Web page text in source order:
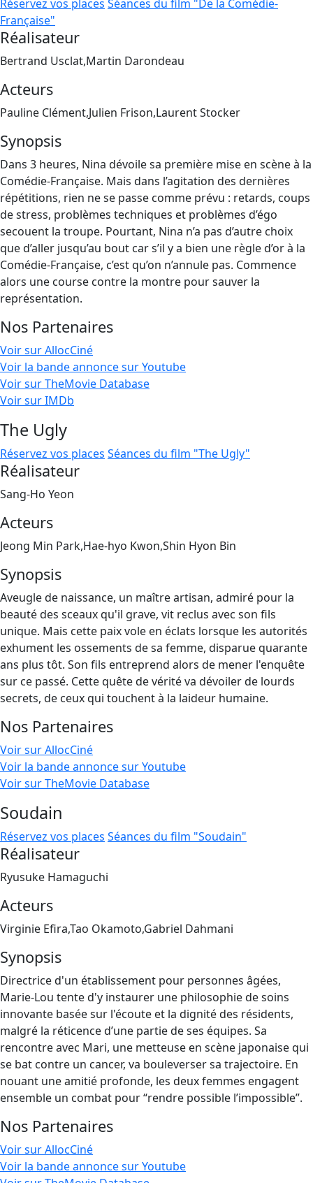
Réservez vos places Séances du film "De la Comédie-
Française"
Réalisateur
Bertrand Usclat,Martin Darondeau
Acteurs
Pauline Clément,Julien Frison,Laurent Stocker
Synopsis
Dans 3 heures, Nina dévoile sa première mise en scène à la
Comédie-Française. Mais dans l’agitation des dernières
répétitions, rien ne se passe comme prévu : retards, coups
de stress, problèmes techniques et problèmes d’égo
secouent la troupe. Pourtant, Nina n’a pas d’autre choix
que d’aller jusqu’au bout car s’il y a bien une règle d’or à la
Comédie-Française, c’est qu’on n’annule pas. Commence
alors une course contre la montre pour sauver la
représentation.
Nos Partenaires
Voir sur AllocCiné
Voir la bande annonce sur Youtube
Voir sur TheMovie Database
Voir sur IMDb
The Ugly
Réservez vos places Séances du film "The Ugly"
Réalisateur
Sang-Ho Yeon
Acteurs
Jeong Min Park,Hae-hyo Kwon,Shin Hyon Bin
Synopsis
Aveugle de naissance, un maître artisan, admiré pour la
beauté des sceaux qu'il grave, vit reclus avec son fils
unique. Mais cette paix vole en éclats lorsque les autorités
exhument les ossements de sa femme, disparue quarante
ans plus tôt. Son fils entreprend alors de mener l'enquête
sur ce passé. Cette quête de vérité va dévoiler de lourds
secrets, de ceux qui touchent à la laideur humaine.
Nos Partenaires
Voir sur AllocCiné
Voir la bande annonce sur Youtube
Voir sur TheMovie Database
Soudain
Réservez vos places Séances du film "Soudain"
Réalisateur
Ryusuke Hamaguchi
Acteurs
Virginie Efira,Tao Okamoto,Gabriel Dahmani
Synopsis
Directrice d'un établissement pour personnes âgées,
Marie-Lou tente d'y instaurer une philosophie de soins
innovante basée sur l'écoute et la dignité des résidents,
malgré la réticence d’une partie de ses équipes. Sa
rencontre avec Mari, une metteuse en scène japonaise qui
se bat contre un cancer, va bouleverser sa trajectoire. En
nouant une amitié profonde, les deux femmes engagent
ensemble un combat pour “rendre possible l’impossible”.
Nos Partenaires
Voir sur AllocCiné
Voir la bande annonce sur Youtube